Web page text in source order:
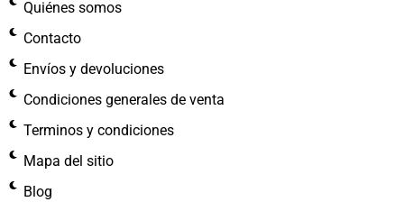
Quiénes somos
Contacto
Envíos y devoluciones
Condiciones generales de venta
Terminos y condiciones
Mapa del sitio
Blog